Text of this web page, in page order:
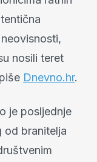
nosili teret
Dnevno.hr.
je posljednje
od branitelja